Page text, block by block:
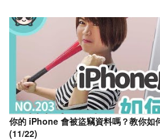
你的 iPhone 會被盜竊資料嗎？教你如
(11/22)